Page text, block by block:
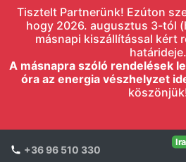
Tisztelt Partnerünk! Ezúton
hogy 2026. augusztus 3-tól
másnapi kiszállítással kért
határideje.
A másnapra szóló rendelések
óra az energia vészhelyzet
+36 96 510 330